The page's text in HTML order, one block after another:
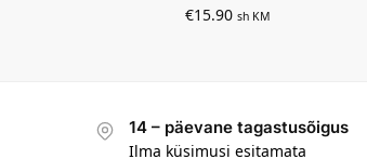
€15.90 sh KM
14 – päevane tagastusõigus
Ilma küsimusi esitamata